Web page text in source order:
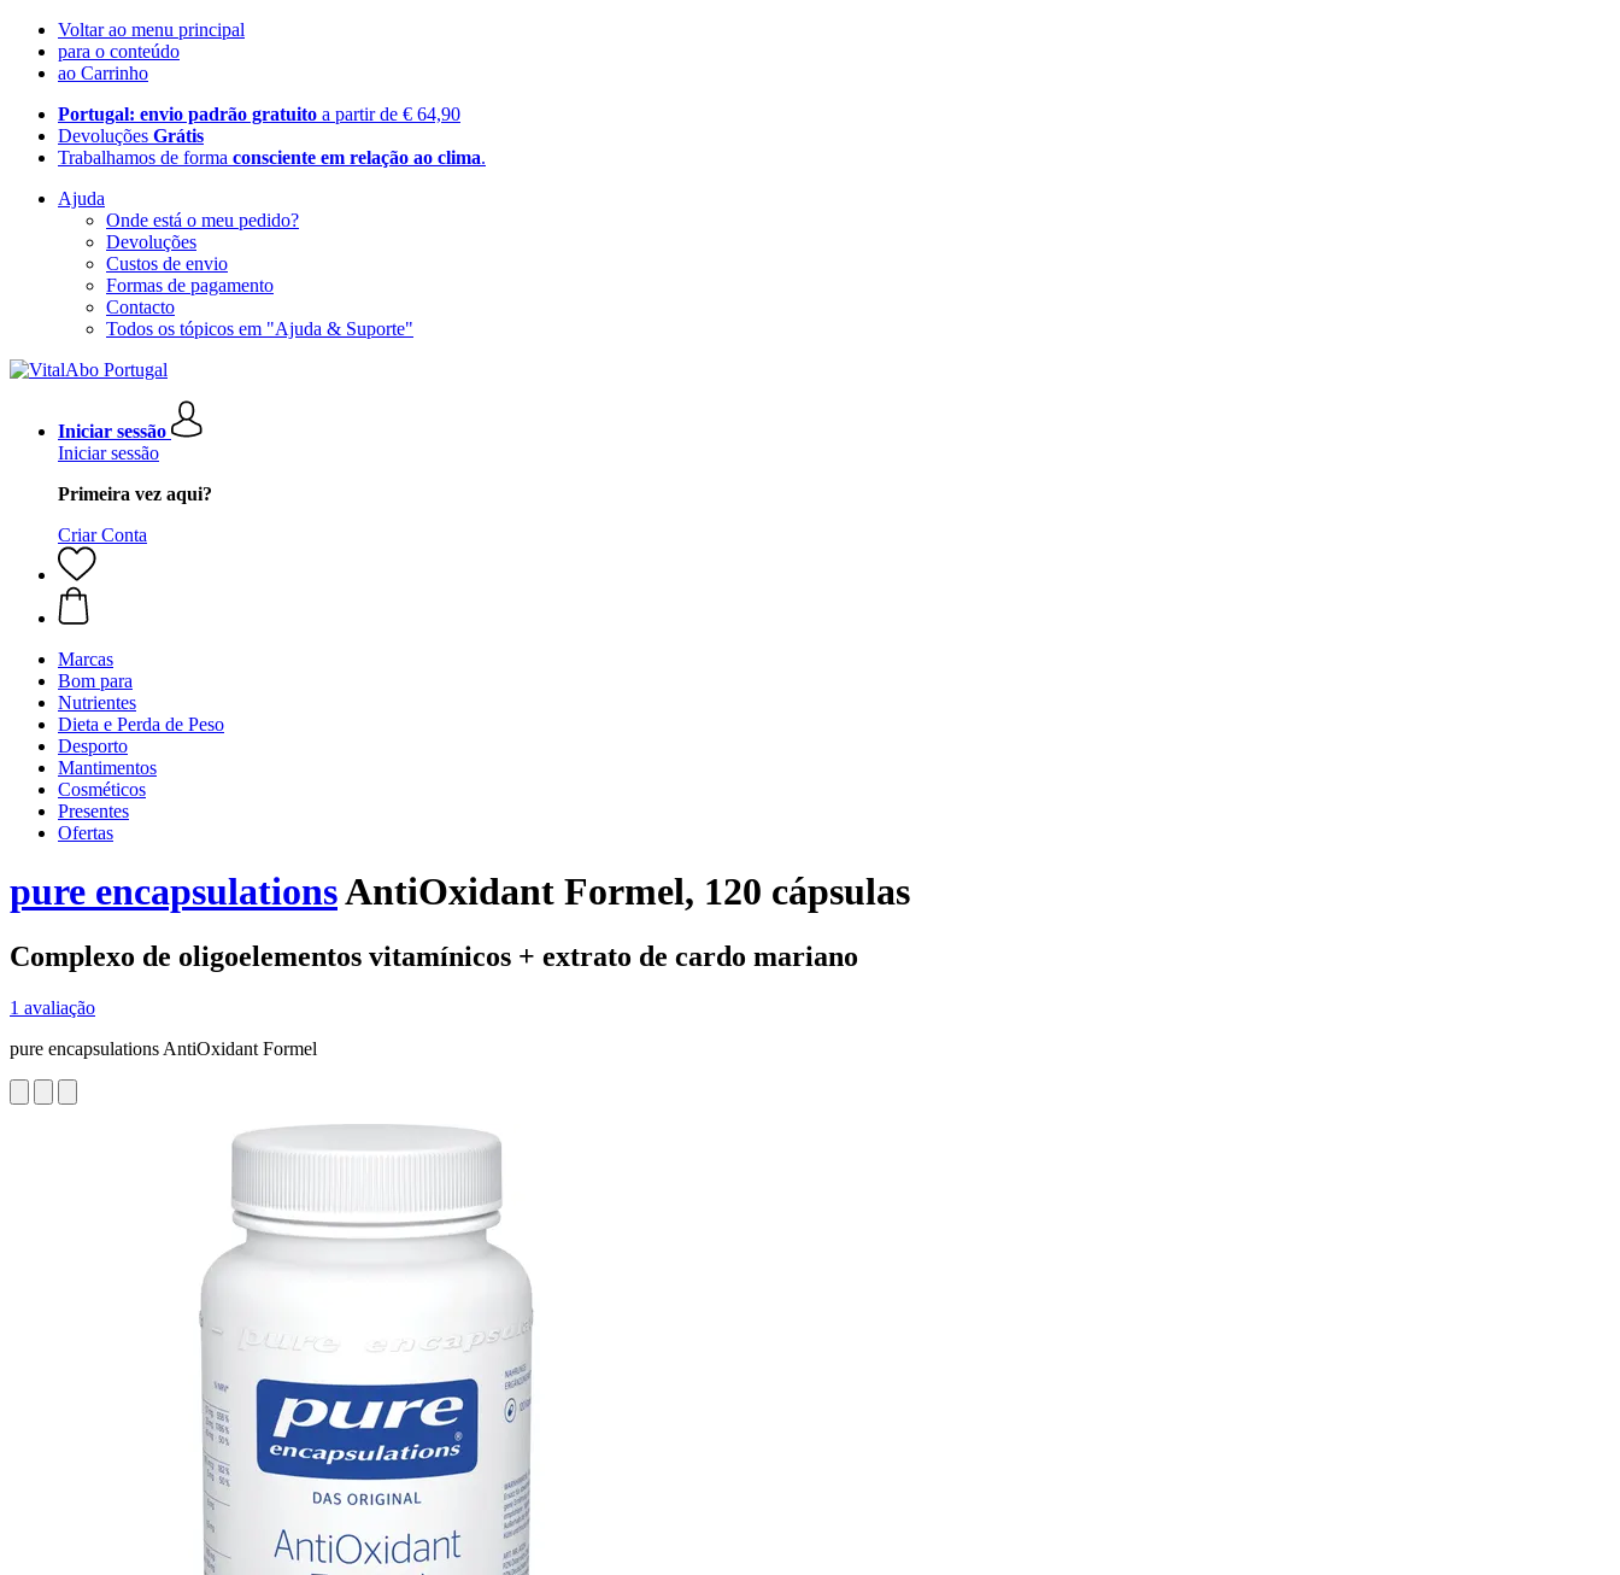
Voltar ao menu principal
para o conteúdo
ao Carrinho
Portugal: envio padrão gratuito a partir de € 64,90
Devoluções Grátis
Trabalhamos de forma consciente em relação ao clima.
Ajuda
Onde está o meu pedido?
Devoluções
Custos de envio
Formas de pagamento
Contacto
Todos os tópicos em "Ajuda & Suporte"
Iniciar sessão
Iniciar sessão
Primeira vez aqui?
Criar Conta
Marcas
Bom para
Nutrientes
Dieta e Perda de Peso
Desporto
Mantimentos
Cosméticos
Presentes
Ofertas
pure encapsulationsAntiOxidant Formel, 120 cápsulas
Complexo de oligoelementos vitamínicos + extrato de cardo mariano
1 avaliação
pure encapsulations AntiOxidant Formel